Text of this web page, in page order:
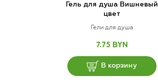
Гель для душа Вишневый
цвет
Гели для душа
7.75 BYN
В корзину